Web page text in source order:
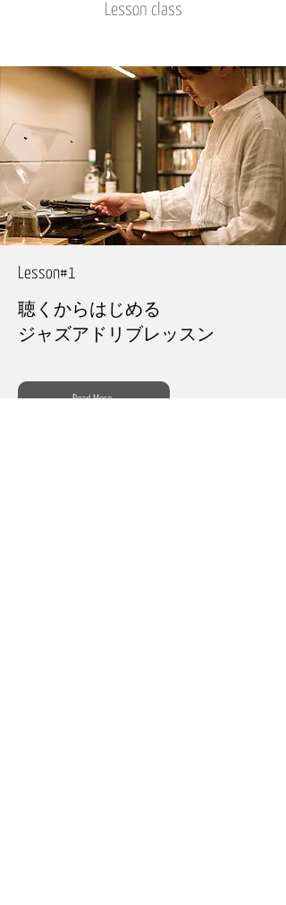
Lesson class
​Lesson#1
聴くからはじめる
ジャズアドリブレッスン
Read More